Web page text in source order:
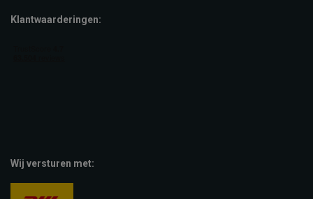
Klantwaarderingen:
Wij versturen met: